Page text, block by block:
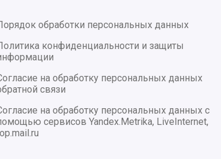
обработки персональных данных
конфиденциальности и защиты
на обработку персональных данных
связи
на обработку персональных данных с
сервисов Yandex.Metrika, LiveInternet,